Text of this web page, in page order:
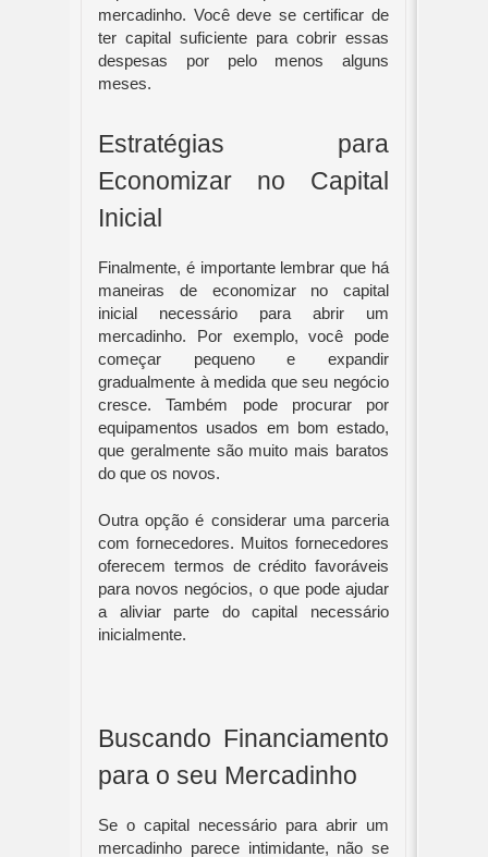
mercadinho. Você deve se certificar de
ter capital suficiente para cobrir essas
despesas por pelo menos alguns
meses.
Estratégias para
Economizar no Capital
Inicial
Finalmente, é importante lembrar que há
maneiras de economizar no capital
inicial necessário para abrir um
mercadinho. Por exemplo, você pode
começar pequeno e expandir
gradualmente à medida que seu negócio
cresce. Também pode procurar por
equipamentos usados em bom estado,
que geralmente são muito mais baratos
do que os novos.
Outra opção é considerar uma parceria
com fornecedores. Muitos fornecedores
oferecem termos de crédito favoráveis
para novos negócios, o que pode ajudar
a aliviar parte do capital necessário
inicialmente.
Buscando Financiamento
para o seu Mercadinho
Se o capital necessário para abrir um
mercadinho parece intimidante, não se